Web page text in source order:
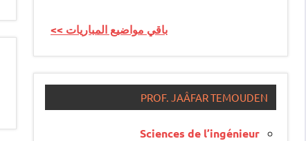
<< باقي مواضيع المباريات
PROF. JAÂFAR TEMOUDEN
Sciences de l’ingénieur